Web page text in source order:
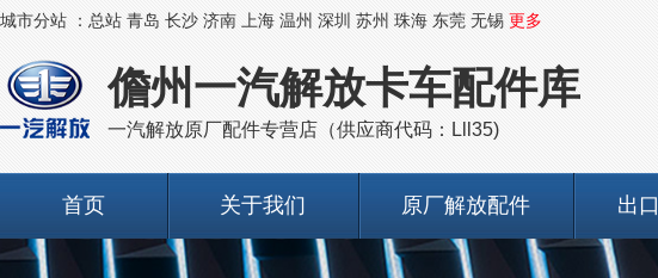
城市分站 ： 总站 青岛 长沙 济南 上海 温州 深圳 苏州 珠海 东莞 无锡 更多
儋州一汽解放卡车配件库
一汽解放原厂配件专营店（供应商代码：Lll35)
首页 关于我们 原厂解放配件 出